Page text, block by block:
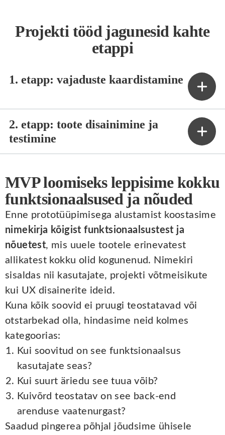
Projekti tööd jagunesid kahte
etappi
1. etapp: vajaduste kaardistamine
2. etapp: toote disainimine ja
testimine
MVP loomiseks leppisime kokku
funktsionaalsused ja nõuded
Enne prototüüpimisega alustamist koostasime
nimekirja kõigist funktsionaalsustest ja
nõuetest, mis uuele tootele erinevatest
allikatest kokku olid kogunenud. Nimekiri
sisaldas nii kasutajate, projekti võtmeisikute
kui UX disainerite ideid.
Kuna kõik soovid ei pruugi teostatavad või
otstarbekad olla, hindasime neid kolmes
kategoorias:
Kui soovitud on see funktsionaalsus
kasutajate seas?
Kui suurt äriedu see tuua võib?
Kuivõrd teostatav on see back-end
arenduse vaatenurgast?
Saadud pingerea põhjal jõudsime ühisele